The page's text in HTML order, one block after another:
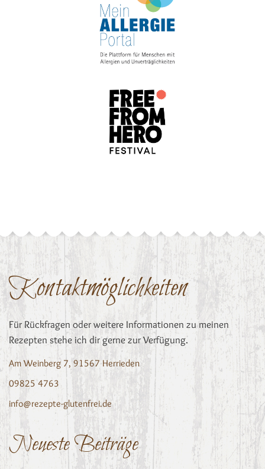
Kontaktmöglichkeiten
Für Rückfragen oder weitere Informationen zu meinen
Rezepten stehe ich dir gerne zur Verfügung.
Am Weinberg 7, 91567 Herrieden
09825 4763
info@rezepte-glutenfrei.de
Neueste Beiträge